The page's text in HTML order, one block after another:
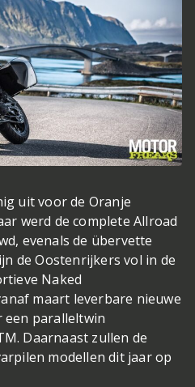
uit voor de Oranje
werd de complete Allroad
evenals de übervette
de Oostenrijkers vol in de
Naked
maart leverbare nieuwe
een paralleltwin
Daarnaast zullen de
modellen dit jaar op